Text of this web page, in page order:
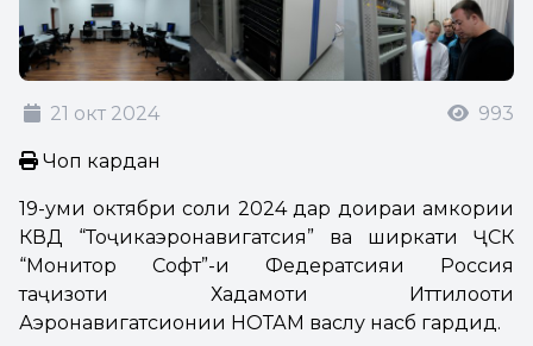
21 окт 2024 993
Чоп кардан
19-уми октябри соли 2024 дар доираи ҳамкории
КВД “Тоҷикаэронавигатсия” ва ширкати ҶСК
“Монитор Софт”-и Федератсияи Россия
таҷҳизоти Хадамоти Иттилооти
Аэронавигатсионии НОТАМ васлу насб гардид.